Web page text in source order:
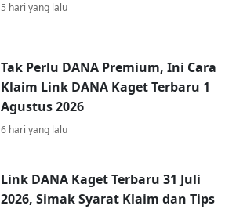
5 hari yang lalu
Tak Perlu DANA Premium, Ini Cara
Klaim Link DANA Kaget Terbaru 1
Agustus 2026
6 hari yang lalu
Link DANA Kaget Terbaru 31 Juli
2026, Simak Syarat Klaim dan Tips